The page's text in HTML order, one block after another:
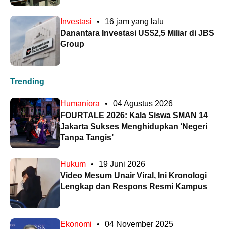
Investasi •
16 jam yang lalu
Danantara Investasi US$2,5 Miliar di JBS
Group
Trending
Humaniora •
04 Agustus 2026
FOURTALE 2026: Kala Siswa SMAN 14
Jakarta Sukses Menghidupkan ‘Negeri
Tanpa Tangis’
Hukum •
19 Juni 2026
Video Mesum Unair Viral, Ini Kronologi
Lengkap dan Respons Resmi Kampus
Ekonomi •
04 November 2025